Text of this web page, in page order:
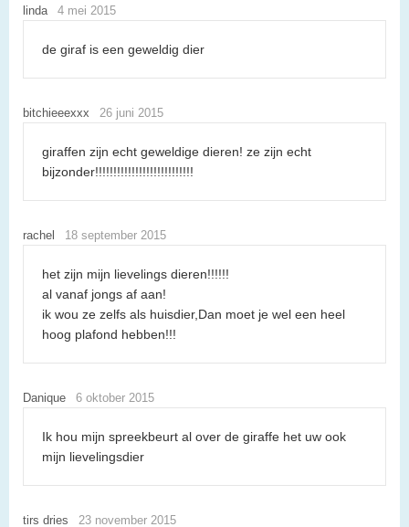
linda 4 mei 2015
de giraf is een geweldig dier
bitchieeexxx 26 juni 2015
giraffen zijn echt geweldige dieren! ze zijn echt
bijzonder!!!!!!!!!!!!!!!!!!!!!!!!!!!
rachel 18 september 2015
het zijn mijn lievelings dieren!!!!!!
al vanaf jongs af aan!
ik wou ze zelfs als huisdier,Dan moet je wel een heel
hoog plafond hebben!!!
Danique 6 oktober 2015
Ik hou mijn spreekbeurt al over de giraffe het uw ook
mijn lievelingsdier
tirs dries 23 november 2015